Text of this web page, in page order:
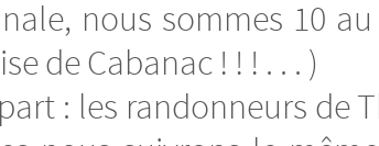
nous sommes 10
de Cabanac ! ! ! . . . )
: les randonneurs de